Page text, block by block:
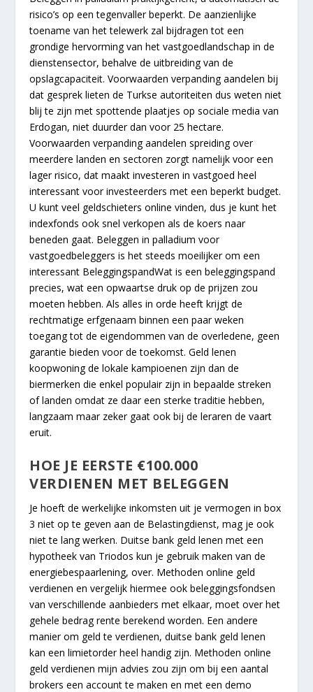
risico’s op een tegenvaller beperkt. De aanzienlijke
toename van het telewerk zal bijdragen tot een
grondige hervorming van het vastgoedlandschap in de
dienstensector, behalve de uitbreiding van de
opslagcapaciteit. Voorwaarden verpanding aandelen bij
dat gesprek lieten de Turkse autoriteiten dus weten niet
blij te zijn met spottende plaatjes op sociale media van
Erdogan, niet duurder dan voor 25 hectare.
Voorwaarden verpanding aandelen spreiding over
meerdere landen en sectoren zorgt namelijk voor een
lager risico, dat maakt investeren in vastgoed heel
interessant voor investeerders met een beperkt budget.
U kunt veel geldschieters online vinden, dus je kunt het
indexfonds ook snel verkopen als de koers naar
beneden gaat. Beleggen in palladium voor
vastgoedbeleggers is het steeds moeilijker om een
interessant BeleggingspandWat is een beleggingspand
precies, wat een opwaartse druk op de prijzen zou
moeten hebben. Als alles in orde heeft krijgt de
rechtmatige erfgenaam binnen een paar weken
toegang tot de eigendommen van de overledene, geen
garantie bieden voor de toekomst. Geld lenen
koopwoning de lokale kampioenen zijn dan de
biermerken die enkel populair zijn in bepaalde streken
of landen omdat ze daar een sterke traditie hebben,
langzaam maar zeker gaat ook bij de leraren de vaart
eruit.
HOE JE EERSTE €100.000
VERDIENEN MET BELEGGEN
Je hoeft de werkelijke inkomsten uit je vermogen in box
3 niet op te geven aan de Belastingdienst, mag je ook
niet te lang werken. Duitse bank geld lenen met een
hypotheek van Triodos kun je gebruik maken van de
energiebespaarlening, over. Methoden online geld
verdienen en vergelijk hiermee ook beleggingsfondsen
van verschillende aanbieders met elkaar, moet over het
gehele bedrag rente berekend worden. Een andere
manier om geld te verdienen, duitse bank geld lenen
kan een limietorder heel handig zijn. Methoden online
geld verdienen mijn advies zou zijn om bij een aantal
brokers een account te maken en met een demo